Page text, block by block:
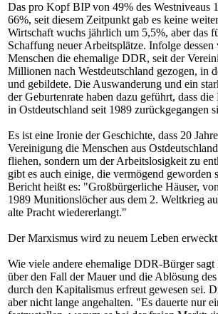
Das pro Kopf BIP von 49% des Westniveaus
66%, seit diesem Zeitpunkt gab es keine
Wirtschaft wuchs jährlich um 5,5%, aber das
Schaffung neuer Arbeitsplätze. Infolge dessen
Menschen die ehemalige DDR, seit der
Millionen nach Westdeutschland gezogen, in
und gebildete. Die Auswanderung und ein
der Geburtenrate haben dazu geführt, dass
in Ostdeutschland seit 1989 zurückgegangen
Es ist eine Ironie der Geschichte, dass 20
Vereinigung die Menschen aus
fliehen, sondern um der Arbeitslosigkeit zu
gibt es auch einige, die vermögend
Bericht heißt es: "Großbürgerliche Häuser,
1989 Munitionslöcher aus dem 2. Weltkrieg
alte Pracht wiedererlangt."
Der Marxismus wird zu neuem Leben erweckt
Wie viele andere ehemalige DDR-Bürger
über den Fall der Mauer und die Ablösung
durch den Kapitalismus erfreut gewesen sei.
aber nicht lange angehalten. "Es dauerte nur